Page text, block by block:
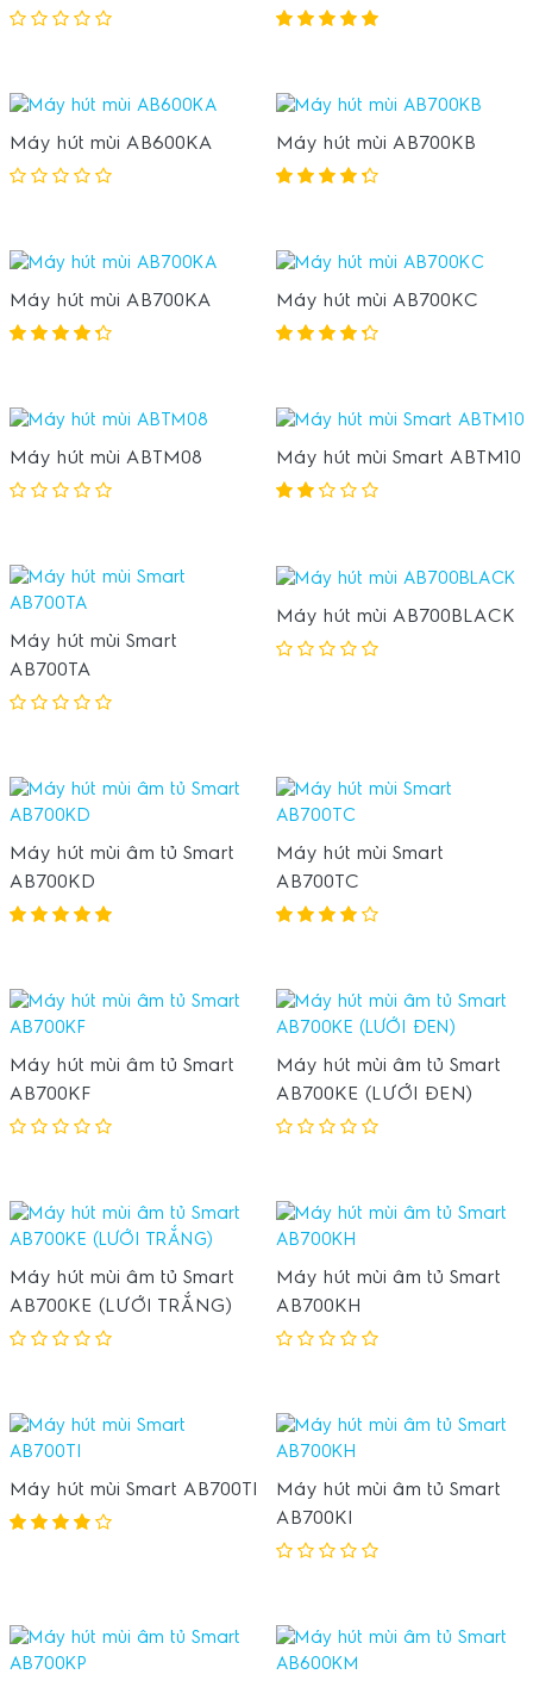
Máy hút mùi AB600KA Máy hút mùi AB700KB
Máy hút mùi AB700KA Máy hút mùi AB700KC
Máy hút mùi ABTM08 Máy hút mùi Smart ABTM10
Máy hút mùi Smart
AB700TA
Máy hút mùi AB700BLACK
Máy hút mùi âm tủ Smart
AB700KD
Máy hút mùi Smart
AB700TC
Máy hút mùi âm tủ Smart
AB700KF
Máy hút mùi âm tủ Smart
AB700KE (LƯỚI ĐEN)
Máy hút mùi âm tủ Smart
AB700KE (LƯỚI TRẮNG)
Máy hút mùi âm tủ Smart
AB700KH
Máy hút mùi Smart AB700TI
Máy hút mùi âm tủ Smart
AB700KI